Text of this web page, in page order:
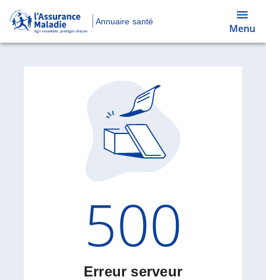
Annuaire santé
Menu
Code
500
Erreur serveur